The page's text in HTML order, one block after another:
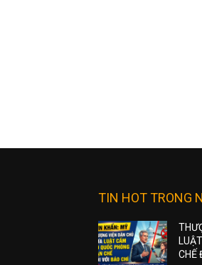
TIN HOT TRONG
CHẾ